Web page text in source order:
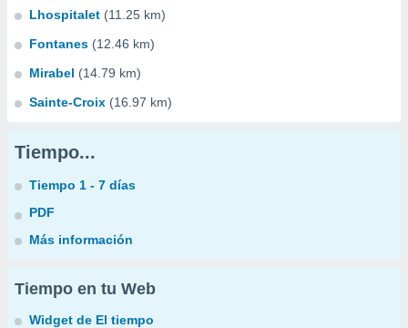
Lhospitalet (11.25 km)
Fontanes (12.46 km)
Mirabel (14.79 km)
Sainte-Croix (16.97 km)
Tiempo...
Tiempo 1 - 7 días
PDF
Más información
Tiempo en tu Web
Widget de El tiempo